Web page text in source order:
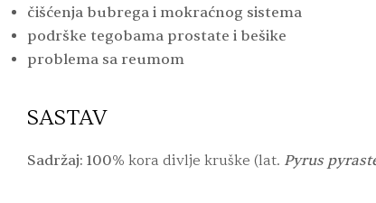
čišćenja bubrega i mokraćnog sistema
podrške tegobama prostate i bešike
problema sa reumom
SASTAV
Sadržaj: 100% kora divlje kruške (lat. Pyrus